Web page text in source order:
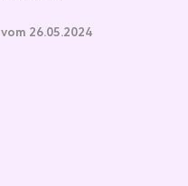
vom 26.05.2024